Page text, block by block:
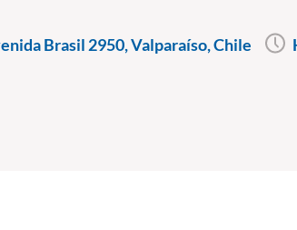
Brasil 2950, Valparaíso, Chile